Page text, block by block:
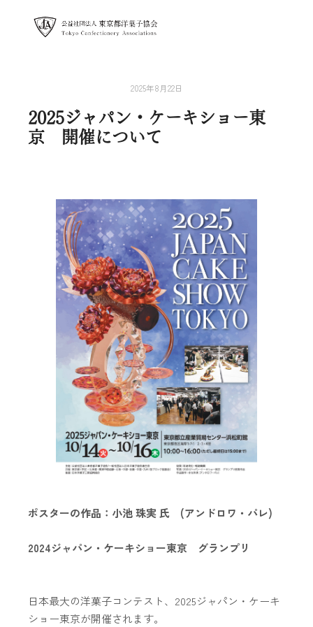
2025年8月22日
2025ジャパン・ケーキショー東
京 開催について
ポスターの作品：小池 珠実 氏 (アンドロワ・パレ)
2024ジャパン・ケーキショー東京 グランプリ
日本最大の洋菓子コンテスト、2025ジャパン・ケーキ
ショー東京が開催されます。